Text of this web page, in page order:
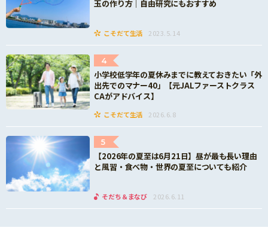
玉の作り方｜自由研究にもおすすめ
こそだて生活 2023.5.14
4
小学校低学年の夏休みまでに教えておきたい「外
出先でのマナー40」【元JALファーストクラス
CAがアドバイス】
こそだて生活 2026.6.8
5
【2026年の夏至は6月21日】昼が最も長い理由
と風習・食べ物・世界の夏至についても紹介
そだち＆まなび 2026.6.11